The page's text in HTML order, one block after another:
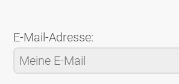
E-Mail-Adresse: